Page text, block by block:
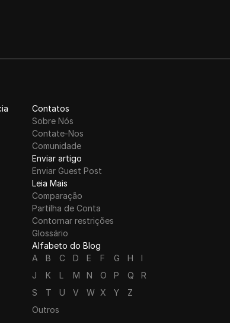
Contatos
Sobre Nós
Contate-Nos
Comunidade
Enviar artigo
Enviar Guest Post
Leia Mais
Comparação
Partilha de Conta
Contornar restrições
Glossário
Alfabeto do Blog
A
B C D E F G H
I
J
K L M N O P Q
R
S
T U V W X Y
Z
Outros